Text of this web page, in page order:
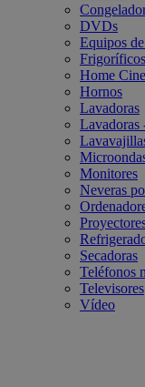
DVDs
Equipos
Frigoríficos
Home
Hornos
Lavadoras
Lavadoras
Monitores
Neveras
Secadoras
Teléfonos
Televisores
Vídeo